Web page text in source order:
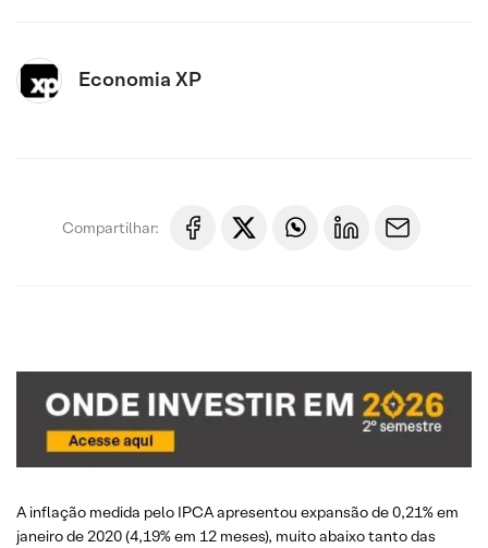
Economia XP
Compartilhar:
A inflação medida pelo IPCA apresentou expansão de 0,21% em
janeiro de 2020 (4,19% em 12 meses), muito abaixo tanto das